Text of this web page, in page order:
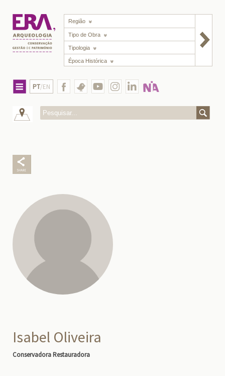
Região
Tipo de Obra
Tipologia
Época Histórica
PT/EN
Isabel Oliveira
Conservadora Restauradora